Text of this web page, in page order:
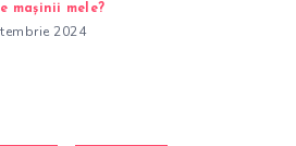
mașinii mele?
2024